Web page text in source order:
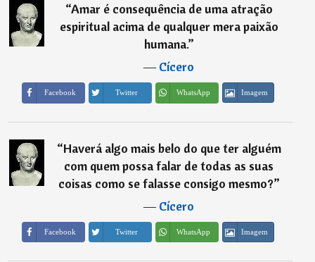
“Amar é consequência de uma atração
espiritual acima de qualquer mera paixão
humana.”
―Cícero
Facebook Twitter WhatsApp Imagem
“Haverá algo mais belo do que ter alguém
com quem possa falar de todas as suas
coisas como se falasse consigo mesmo?”
―Cícero
Facebook Twitter WhatsApp Imagem